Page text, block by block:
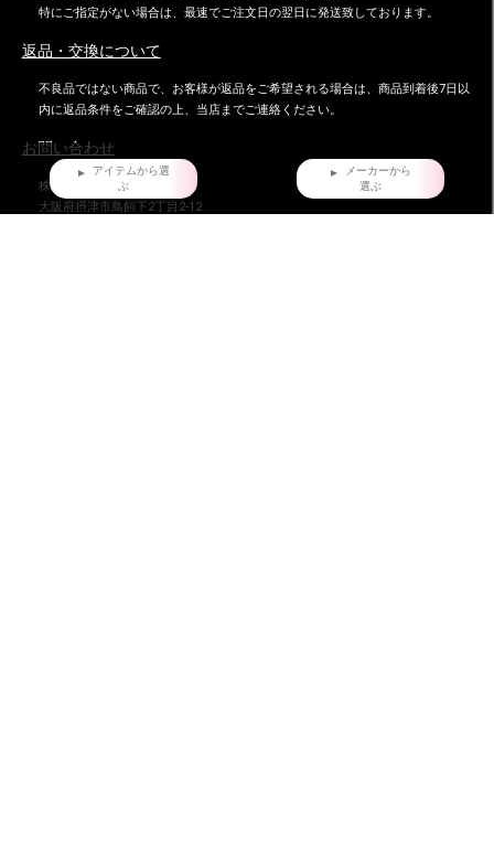
特にご指定がない場合は、最速でご注文日の翌日に発送致しております。
返品・交換について
不良品ではない商品で、お客様が返品をご希望される場合は、商品到着後7日以
内に返品条件をご確認の上、当店までご連絡ください。
お問い合わせ
株式会社ダイマツ
大阪府摂津市鳥飼下2丁目2-12
アイテムから選
ぶ
メーカーから
選ぶ